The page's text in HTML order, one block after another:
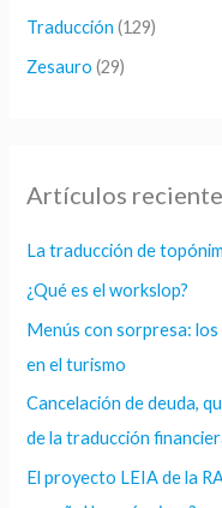
Traducción (129)
Zesauro (29)
Artículos
La traducción de
¿Qué es el workslop?
Menús con sorpresa:
en el turismo
Cancelación de deuda,
de la traducción
El proyecto LEIA de la